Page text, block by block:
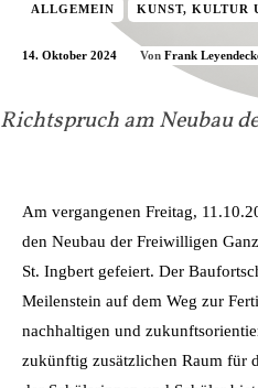
Richtspruch am Neubau
ALLGEMEIN KUNST, KULTUR
14. Oktober 2024 Von Frank
Am vergangenen Freitag,
den Neubau der Freiwilligen
St. Ingbert gefeiert. Der
Meilenstein auf dem Weg zur
nachhaltigen und
zukünftig zusätzlichen Raum für